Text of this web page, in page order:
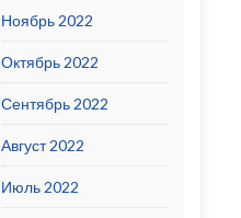
Ноябрь 2022
Октябрь 2022
Сентябрь 2022
Август 2022
Июль 2022